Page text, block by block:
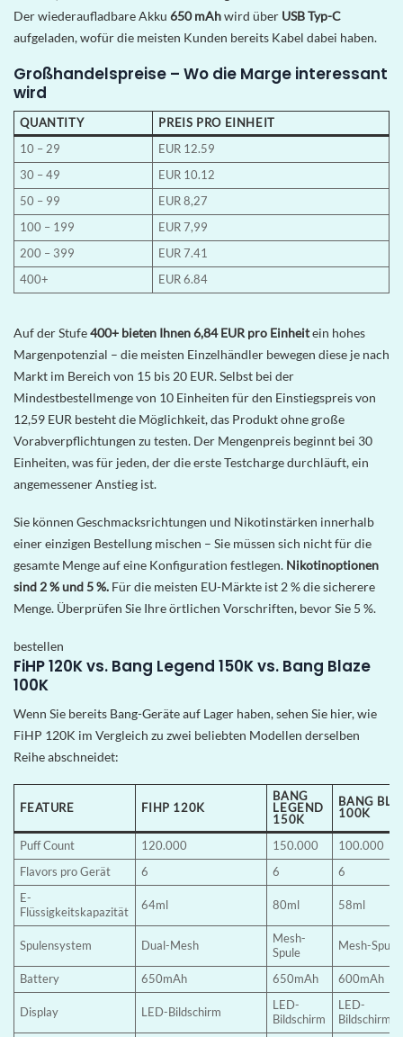
Der wiederaufladbare Akku 650 mAhwird über USB Typ-C
aufgeladen, wofür die meisten Kunden bereits Kabel dabei haben.
Großhandelspreise – Wo die Marge interessant
wird
QUANTITY
PREIS PRO EINHEIT
10 – 29
EUR 12.59
30 – 49
EUR 10.12
50 – 99
EUR 8,27
100 – 199
EUR 7,99
200 – 399
EUR 7.41
400+
EUR 6.84
Auf der Stufe400+ bieten Ihnen 6,84 EUR pro Einheitein hohes
Margenpotenzial – die meisten Einzelhändler bewegen diese je nach
Markt im Bereich von 15 bis 20 EUR. Selbst bei der
Mindestbestellmenge von 10 Einheiten für den Einstiegspreis von
12,59 EUR besteht die Möglichkeit, das Produkt ohne große
Vorabverpflichtungen zu testen. Der Mengenpreis beginnt bei 30
Einheiten, was für jeden, der die erste Testcharge durchläuft, ein
angemessener Anstieg ist.
Sie können Geschmacksrichtungen und Nikotinstärken innerhalb
einer einzigen Bestellung mischen – Sie müssen sich nicht für die
gesamte Menge auf eine Konfiguration festlegen. Nikotinoptionen
sind 2 % und 5 %. Für die meisten EU-Märkte ist 2 % die sicherere
Menge. Überprüfen Sie Ihre örtlichen Vorschriften, bevor Sie 5 %.
bestellen
FiHP 120K vs. Bang Legend 150K vs. Bang Blaze
100K
Wenn Sie bereits Bang-Geräte auf Lager haben, sehen Sie hier, wie
FiHP 120K im Vergleich zu zwei beliebten Modellen derselben
Reihe abschneidet:
FEATURE FIHP 120K
BANG
LEGEND
150K
BANG
100K
Puff Count 120.000 150.000
100.000
Flavors pro Gerät
6 6
6
E-
Flüssigkeitskapazität
64ml 80ml 58ml
Spulensystem Dual-Mesh
Mesh-
Spule
Mesh-Spule
Battery 650mAh 650mAh 600mAh
Display LED-Bildschirm
LED-
Bildschirm
LED-
Bildschirm